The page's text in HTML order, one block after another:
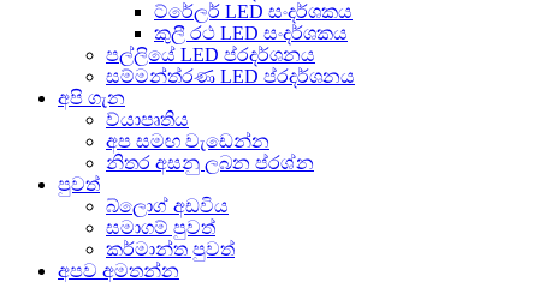
ට්රේලර් LED සංදර්ශකය
කුලී රථ LED සංදර්ශකය
පල්ලියේ LED ප්රදර්ශනය
සම්මන්ත්රණ LED ප්රදර්ශනය
අපි ගැන
ව්යාපෘතිය
අප සමඟ වැඩෙන්න
නිතර අසනු ලබන ප්රශ්න
පුවත්
බ්ලොග් අඩවිය
සමාගම් පුවත්
කර්මාන්ත පුවත්
අපව අමතන්න